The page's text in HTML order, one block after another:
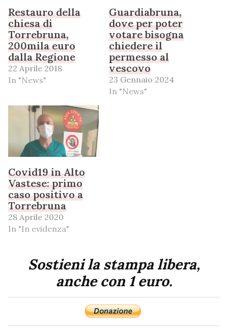
Restauro della
chiesa di
Torrebruna,
200mila euro
dalla Regione
22 Aprile 2018
In "News"
Guardiabruna,
dove per poter
votare bisogna
chiedere il
permesso al
vescovo
23 Gennaio 2024
In "News"
Covid19 in Alto
Vastese: primo
caso positivo a
Torrebruna
28 Aprile 2020
In "In evidenza"
Sostieni la stampa libera,
anche con 1 euro.